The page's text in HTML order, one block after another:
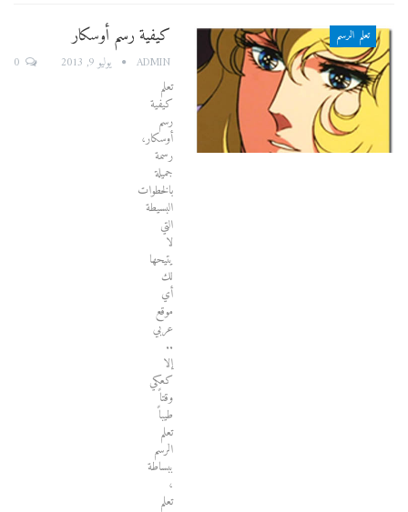
تعلم الرسم كيفية رسم أوسكار
ADMIN يوليو 9, 2013
تعلم
كيفية
رسم
أوسكار،
رسمة
جميلة
بالخطوات
البسيطة
التي
لا
يتيحها
لك
أي
موقع
عربي
..
إلا
كعكي
وقتاً
طيباً
تعلم
الرسم
ببساطة
،
تعلم